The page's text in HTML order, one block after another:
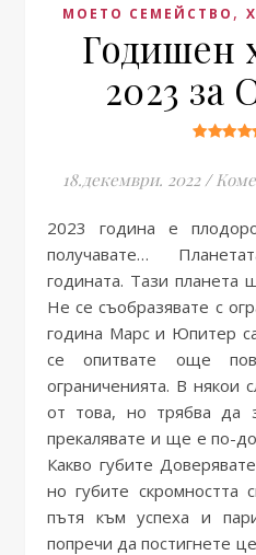
МОЕТО СЕМЕЙСТВО ,
Годишен
2023 за
18.декември. 2022 /
2023 година е плодородна за вас Какво
получавате…
годината. Тази планета
Не се съобразявате с
година Марс и Юпитер
се опитвате още
ограниченията. В някои
от това, но трябва да
прекалявате и ще е по-
Какво губите
но губите скромността
пътя към успеха и
попречи да постигнете